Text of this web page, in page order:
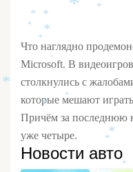
Что наглядно
Microsoft. В
столкнулись с
которые мешают
Причём за последнюю
уже четыре.
Новости авто
*
*
*
*
*
*
*
*
*
*
*
*
*
*